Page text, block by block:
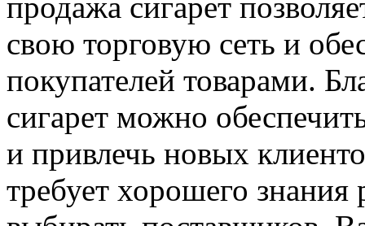
продажа сигарет
свою торговую сеть и
покупателей товарами.
сигарет можно
и привлечь новых
требует хорошего